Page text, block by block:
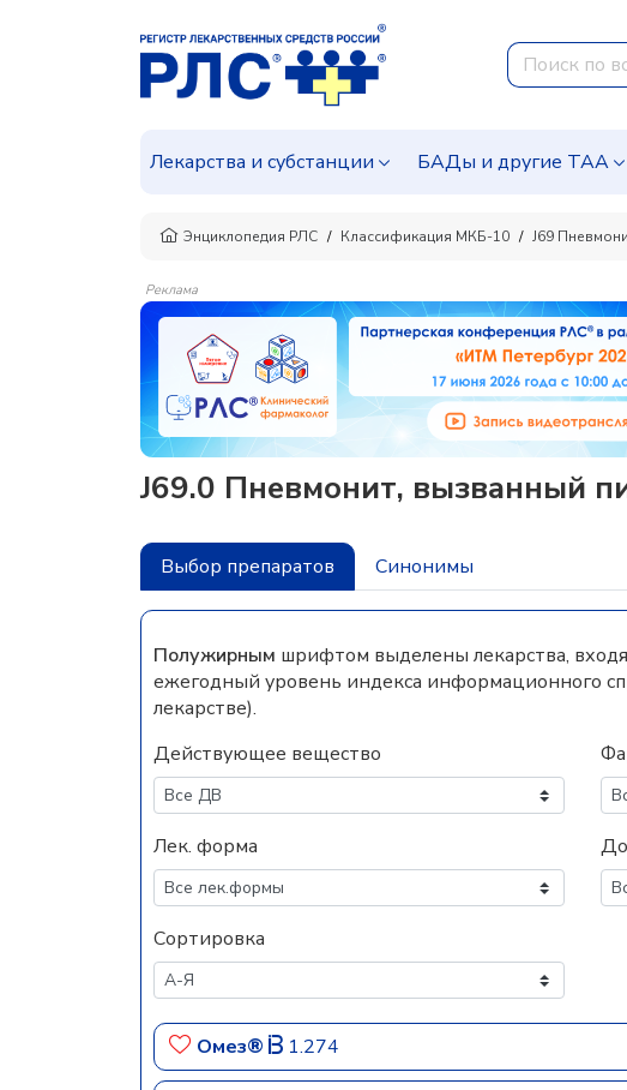
Лекарства и субстанции БАДы и другие ТАА
Энциклопедия РЛС Классификация МКБ-10 J69
Реклама
J69.0 Пневмонит, вызванный
Выбор препаратов Синонимы
Полужирным шрифтом выделены лекарства,
ежегодный уровень индекса информационного
лекарстве).
Действующее вещество
Лек. форма
Сортировка
Омез® 1.274